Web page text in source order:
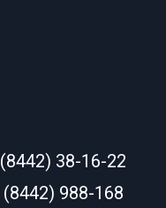
(8442) 38-16-22
(8442) 988-168